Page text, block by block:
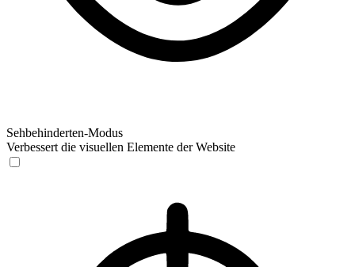
Sehbehinderten-Modus
Verbessert die visuellen Elemente der Website